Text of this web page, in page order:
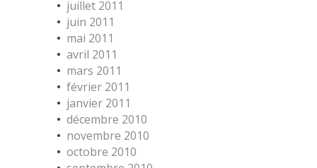
juillet 2011
juin 2011
mai 2011
avril 2011
mars 2011
février 2011
janvier 2011
décembre 2010
novembre 2010
octobre 2010